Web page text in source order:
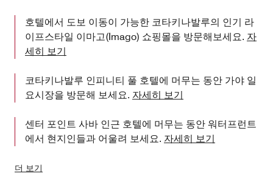
호텔에서 도보 이동이 가능한 코타키나발루의 인기 라
이프스타일 이마고(Imago) 쇼핑몰을 방문해보세요. 자
세히 보기
코타키나발루 인피니티 풀 호텔에 머무는 동안 가야 일
요시장을 방문해 보세요. 자세히 보기
센터 포인트 사바 인근 호텔에 머무는 동안 워터프런트
에서 현지인들과 어울려 보세요. 자세히 보기
더 보기